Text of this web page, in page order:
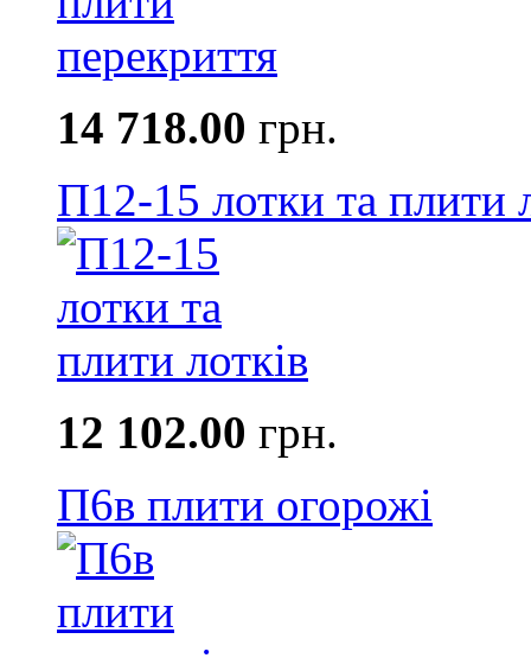
14 718.00 грн.
П12-15 лотки та плити
12 102.00 грн.
П6в плити огорожі